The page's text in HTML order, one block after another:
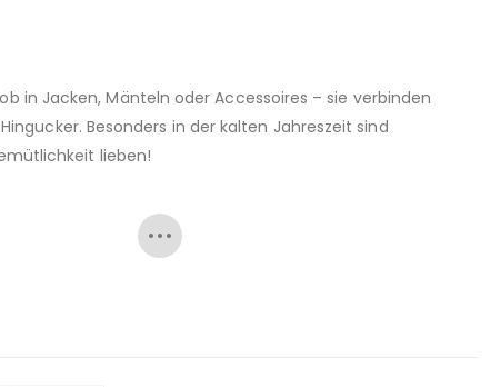
in Jacken, Mänteln oder Accessoires – sie verbinden
Besonders in der kalten Jahreszeit sind
lieben!